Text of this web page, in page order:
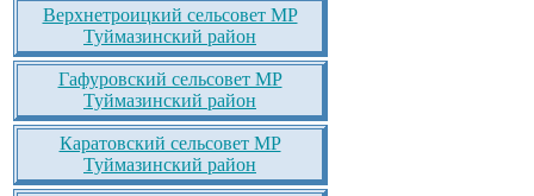
Верхнетроицкий сельсовет МР
Туймазинский район
Гафуровский сельсовет МР
Туймазинский район
Каратовский сельсовет МР
Туймазинский район